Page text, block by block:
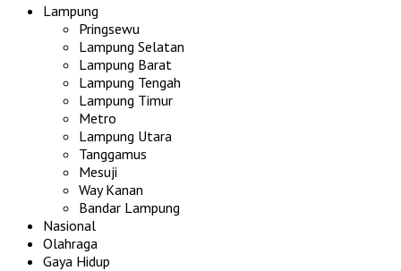
Lampung
Pringsewu
Lampung Selatan
Lampung Barat
Lampung Tengah
Lampung Timur
Metro
Lampung Utara
Tanggamus
Mesuji
Way Kanan
Bandar Lampung
Nasional
Olahraga
Gaya Hidup